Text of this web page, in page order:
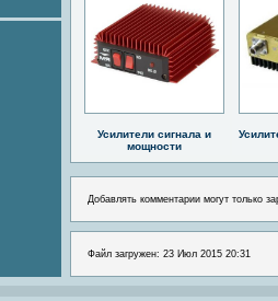
Усилители сигнала и
мощности
Добавлять комментарии могут только
Файл загружен: 23 Июл 2015 20:31